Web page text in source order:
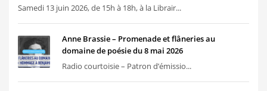
Samedi 13 juin 2026, de 15h à 18h, à la Librair...
Anne Brassie – Promenade et flâneries au
domaine de poésie du 8 mai 2026
Radio courtoisie – Patron d’émissio...